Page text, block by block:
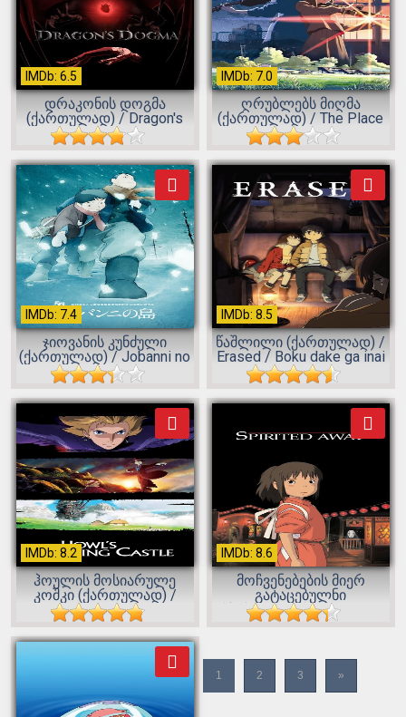
IMDb: 6.5
დრაკონის დოგმა
(ქართულად) / Dragon's
Dogma...
IMDb: 7.0
ღრუბლებს მიღმა
(ქართულად) / The Place
Promised in O...
IMDb: 7.4
ჯიოვანის კუნძული
(ქართულად) / Jobanni no
shima / Gi...
IMDb: 8.5
წაშლილი (ქართულად) /
Erased / Boku dake ga inai
mac...
IMDb: 8.2
ჰოულის მოსიარულე
კოშკი (ქართულად) /
Howl's Moving C...
IMDb: 8.6
მოჩვენებების მიერ
გატაცებულნი
(ქართულად) / Spirited...
1 2 3 »